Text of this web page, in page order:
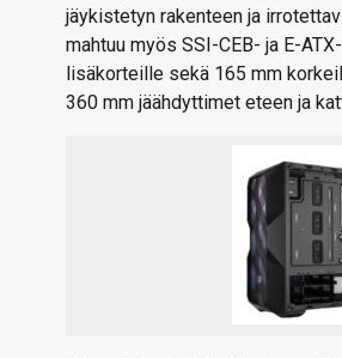
jäykistetyn rakenteen ja
mahtuu myös SSI-CEB- ja E-
lisäkorteille sekä 165 mm
360 mm jäähdyttimet eteen ja